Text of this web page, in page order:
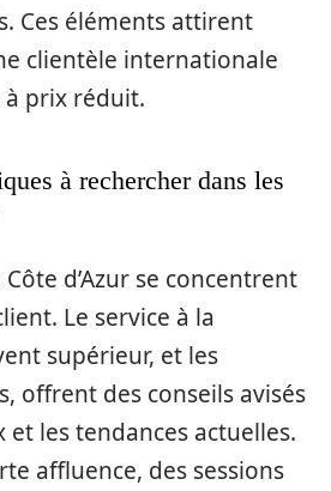
Ces éléments attirent
clientèle internationale
prix réduit.
à rechercher dans les
d’Azur se concentrent
Le service à la
supérieur, et les
offrent des conseils avisés
et les tendances actuelles.
affluence, des sessions